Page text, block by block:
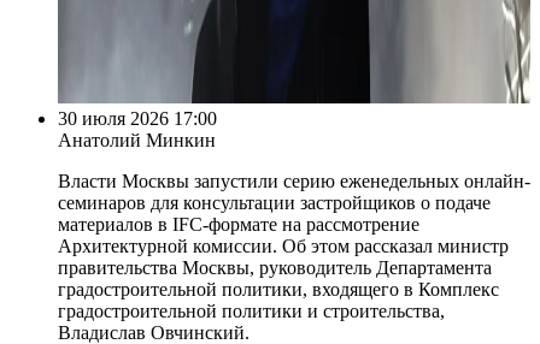
30 июля 2026 17:00
Анатолий Минкин
Власти Москвы запустили серию еженедельных онлайн-
семинаров для консультации застройщиков о подаче
материалов в IFC-формате на рассмотрение
Архитектурной комиссии. Об этом рассказал министр
правительства Москвы, руководитель Департамента
градостроительной политики, входящего в Комплекс
градостроительной политики и строительства,
Владислав Овчинский.